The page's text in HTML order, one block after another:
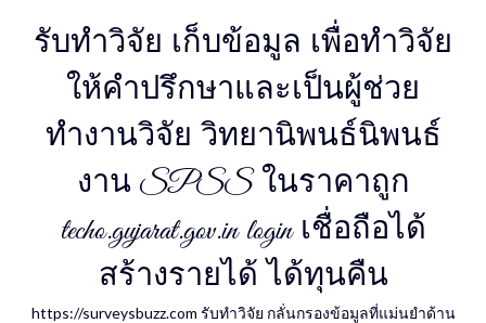
รับทำวิจัย เก็บข้อมูล เพื่อทำวิจัย
ให้คำปรึกษาและเป็นผู้ช่วย
ทำงานวิจัย วิทยานิพนธ์นิพนธ์
งาน SPSS ในราคาถูก
techo.gujarat.gov.in login เชื่อถือได้
สร้างรายได้ ได้ทุนคืน
https://surveysbuzz.com รับทำวิจัย กลั่นกรองข้อมูลที่แม่นยำด้าน